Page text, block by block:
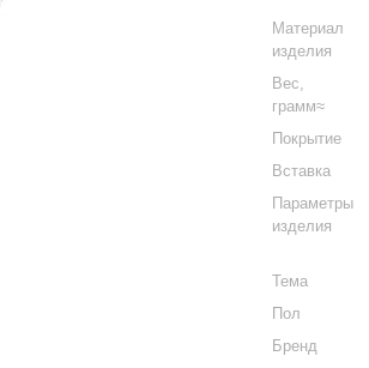
Материал
изделия
Вес,
грамм≈
Покрытие
Вставка
Параметры
изделия
Тема
Пол
Бренд